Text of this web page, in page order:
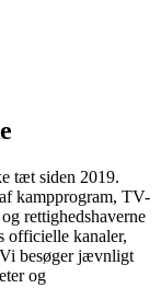
tæt siden 2019.
kampprogram, TV-
rettighedshaverne
officielle kanaler,
besøger jævnligt
og